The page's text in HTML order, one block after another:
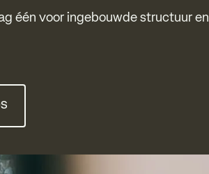
één voor ingebouwde structuur en